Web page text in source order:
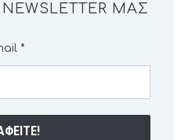
ΜΑΣ
*